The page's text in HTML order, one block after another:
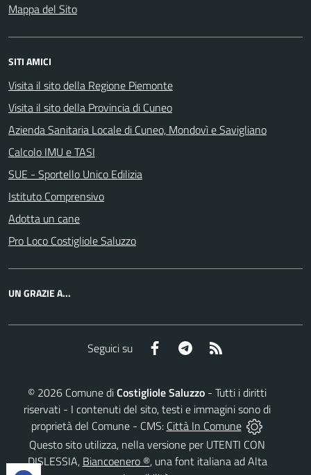
Mappa del Sito
SITI AMICI
Visita il sito della Regione Piemonte
Visita il sito della Provincia di Cuneo
Azienda Sanitaria Locale di Cuneo, Mondovì e Savigliano
Calcolo IMU e TASI
SUE - Sportello Unico Edilizia
Istituto Comprensivo
Adotta un cane
Pro Loco Costigliole Saluzzo
UN GRAZIE A...
Seguici su Facebook Telegram
© 2026 Comune diCostigliole Saluzzo - Tutti i diritti
riservati - I contenuti del sito, testi e immagini sono di
proprietà del Comune - CMS: Città In Comune
Questo sito utilizza, nella versione per UTENTI CON
DISLESSIA, Biancoenero ®, una font italiana ad Alta